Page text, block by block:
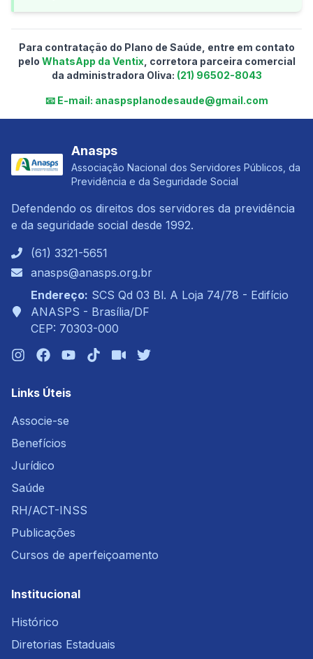
Para contratação do Plano de Saúde, entre em contato
pelo WhatsApp da Ventix , corretora parceira comercial
da administradora Oliva: (21) 96502-8043
📧 E-mail: anaspsplanodesaude@gmail.com
Anasps
Associação Nacional dos Servidores Públicos, da
Previdência e da Seguridade Social
Defendendo os direitos dos servidores da previdência
e da seguridade social desde 1992.
(61) 3321-5651
anasps@anasps.org.br
Endereço: SCS Qd 03 Bl. A Loja 74/78 - Edifício
ANASPS - Brasília/DF
CEP: 70303-000
Links Úteis
Associe-se
Benefícios
Jurídico
Saúde
RH/ACT-INSS
Publicações
Cursos de aperfeiçoamento
Institucional
Histórico
Diretorias Estaduais